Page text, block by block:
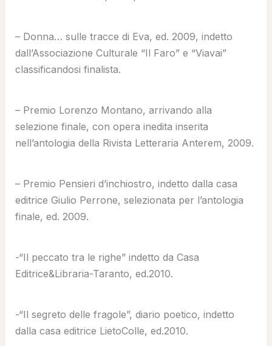
– Donna… sulle tracce di Eva, ed. 2009, indetto
dall’Associazione Culturale “Il Faro” e “Viavai”
classificandosi finalista.
– Premio Lorenzo Montano, arrivando alla
selezione finale, con opera inedita inserita
nell’antologia della Rivista Letteraria Anterem, 2009.
– Premio Pensieri d’inchiostro, indetto dalla casa
editrice Giulio Perrone, selezionata per l’antologia
finale, ed. 2009.
-“Il peccato tra le righe” indetto da Casa
Editrice&Libraria-Taranto, ed.2010.
-“Il segreto delle fragole”, diario poetico, indetto
dalla casa editrice LietoColle, ed.2010.